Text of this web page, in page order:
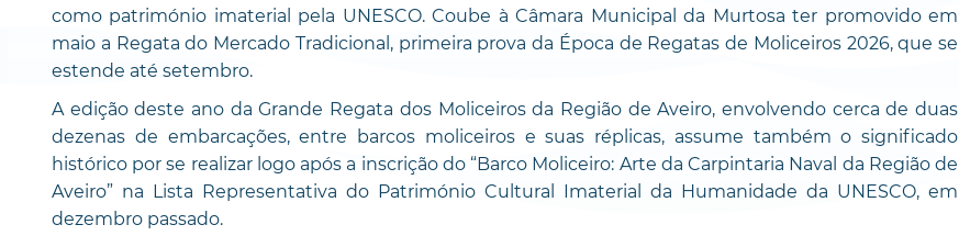
como património imaterial pela UNESCO. Coube à Câmara Municipal da Murtosa ter promovido em
maio a Regata do Mercado Tradicional, primeira prova da Época de Regatas de Moliceiros 2026, que se
estende até setembro.
A edição deste ano da Grande Regata dos Moliceiros da Região de Aveiro, envolvendo cerca de duas
dezenas de embarcações, entre barcos moliceiros e suas réplicas, assume também o significado
histórico por se realizar logo após a inscrição do “Barco Moliceiro: Arte da Carpintaria Naval da Região de
Aveiro” na Lista Representativa do Património Cultural Imaterial da Humanidade da UNESCO, em
dezembro passado.